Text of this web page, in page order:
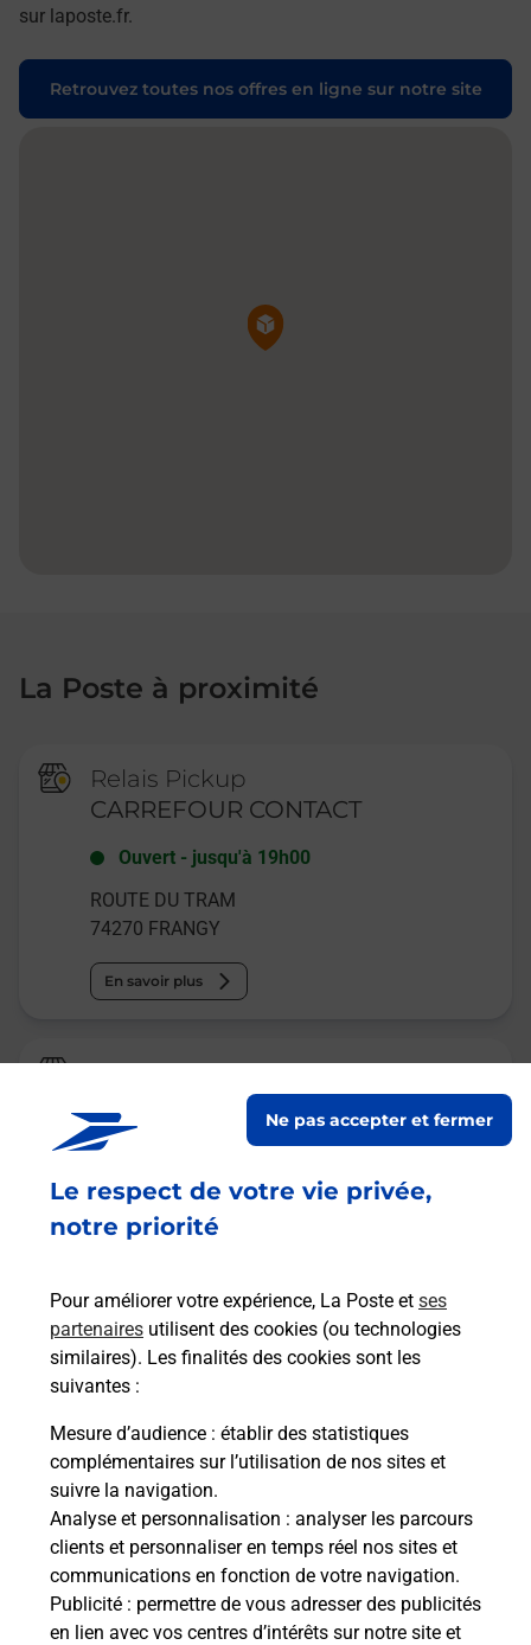
Le respect de votre vie privée,
notre priorité
Pour améliorer votre expérience, La Poste et ses
partenaires utilisent des cookies (ou technologies
similaires). Les finalités des cookies sont les
suivantes :
Mesure d’audience : établir des statistiques
complémentaires sur l’utilisation de nos sites et
suivre la navigation.
Analyse et personnalisation : analyser les parcours
clients et personnaliser en temps réel nos sites et
communications en fonction de votre navigation.
Publicité : permettre de vous adresser des publicités
en lien avec vos centres d’intérêts sur notre site et
Ne pas accepter et fermer
sur laposte.fr.
Retrouvez toutes nos offres en ligne sur notre site
Pin de la carte
La Poste à proximité
Relais Pickup
CARREFOUR CONTACT
Ouvert - jusqu'à 19h00
ROUTE DU TRAM
74270 FRANGY
En savoir plus
La Poste
Fermeture Temporaire
84 PLACE CENTRALE
74270 FRANGY
Malin !
La Poste
en ligne
Ouvert 24h/24
En savoir plus